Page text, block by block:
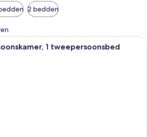
2 bedden
Een slaapkamer met een groot
1 tweepersoonsbed